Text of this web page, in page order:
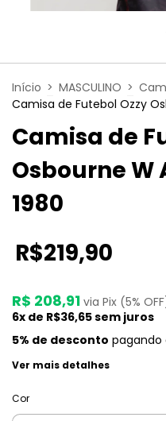
Início > MASCULINO >
Camisa de Futebol Ozzy
Camisa de
Osbourne W
1980
R$219,90
R$ 208,91 via Pix (5%
6x de R$36,65sem juros
5% de desconto pagando
Ver mais detalhes
Cor